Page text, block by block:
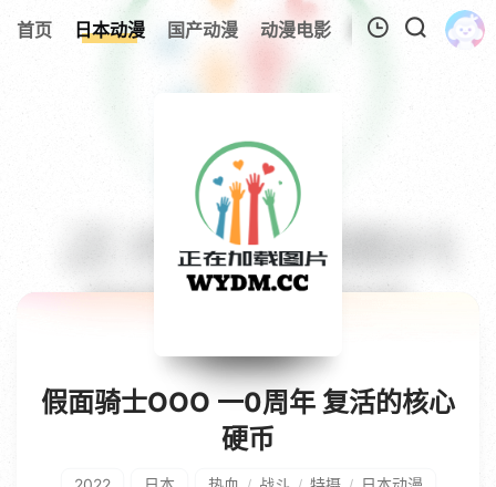
首页 日本动漫 国产动漫 动漫电影 欧美动漫 追剧
我的观影记录
暂无观看影片的记录
假面骑士OOO 一0周年 复活的核心
硬币